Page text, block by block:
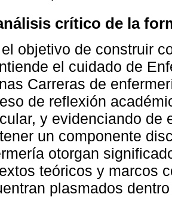
crítico de la
objetivo de construir
el cuidado de
Carreras de
de reflexión
y evidenciando de
un componente
otorgan
teóricos y marcos
plasmados